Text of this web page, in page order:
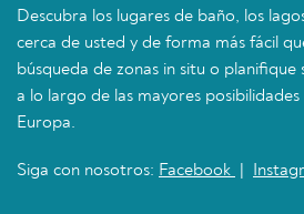
Descubra los lugares de baño, los
cerca de usted y de forma más fácil
búsqueda de zonas in situ o planifique
a lo largo de las mayores
Europa.
Siga con nosotros: Facebook